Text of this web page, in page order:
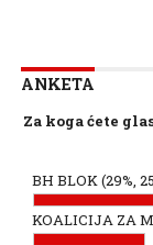
ANKETA
Za koga ćete
BH BLOK(29%,
KOALICIJA ZA